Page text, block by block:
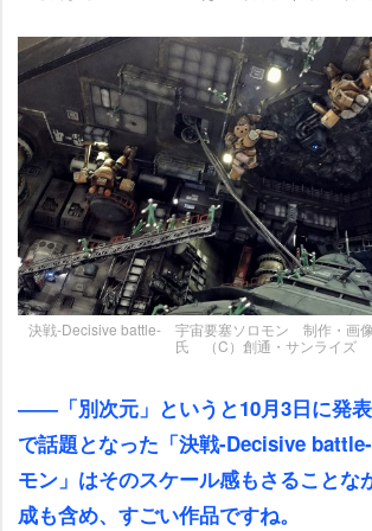
決戦-Decisive battle- 宇宙要塞ソロモン 制作・画
氏 （C）創通・サンライズ
――「別次元」というと10月3日に発
で話題となった「決戦-Decisive
モン」はそのスケール感もさることな
成も含め、すごい作品ですね。